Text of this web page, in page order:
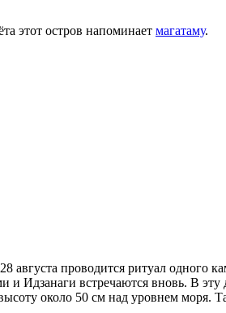
этот остров напоминает магатаму.
августа проводится ритуал одного
и Идзанаги встречаются вновь. В эту
около 50 см над уровнем